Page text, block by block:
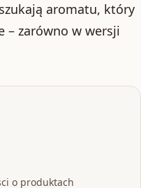
aromatu, który
– zarówno w wersji
o produktach